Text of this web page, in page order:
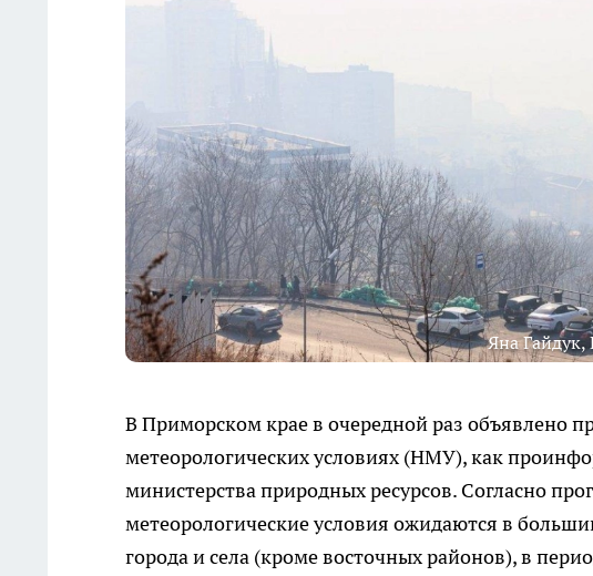
Яна Гайдук,
В Приморском крае в очередной раз объявлено
метеорологических условиях (НМУ), как
министерства природных ресурсов. Согласно
метеорологические условия ожидаются в
города и села (кроме восточных районов), в